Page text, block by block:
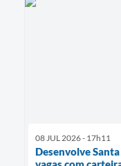
08 JUL 2026 - 17h11
Desenvolve